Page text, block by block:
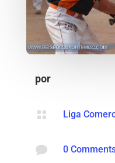
por
 Liga
 0